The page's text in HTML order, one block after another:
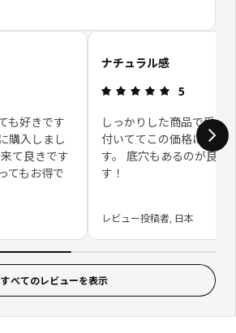
ップ
ュー: 5 5 星の数
も好きです
購入しまし
て良きです
てもお得で
ナチュラル感
レビュー: 5
5
しっかりした商品で受け
付いててこの価格は嬉し
す。 底穴もあるのが良か
す！
レビュー投稿者, 日本
すべてのレビューを表示